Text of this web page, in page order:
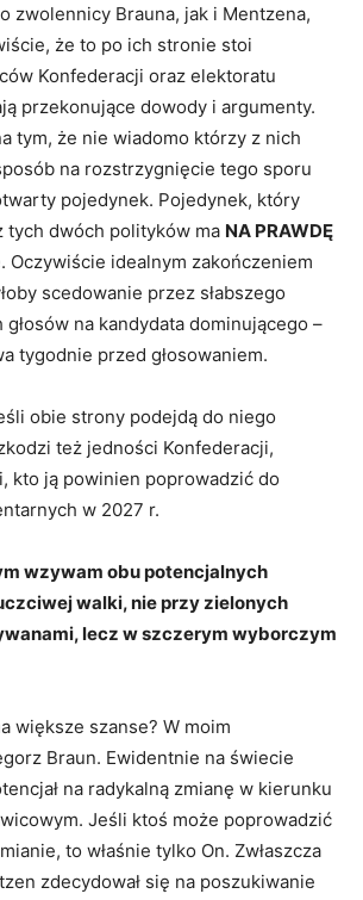
zwolennicy Brauna, jak i Mentzena,
że to po ich stronie stoi
Konfederacji oraz elektoratu
przekonujące dowody i argumenty.
tym, że nie wiadomo którzy z nich
na rozstrzygnięcie tego sporu
pojedynek. Pojedynek, który
tych dwóch polityków ma NA PRAWDĘ
Oczywiście idealnym zakończeniem
scedowanie przez słabszego
na kandydata dominującego –
tygodnie przed głosowaniem.
obie strony podejdą do niego
też jedności Konfederacji,
kto ją powinien poprowadzić do
w 2027 r.
wzywam obu potencjalnych
walki, nie przy zielonych
lecz w szczerym wyborczym
większe szanse? W moim
Braun. Ewidentnie na świecie
na radykalną zmianę w kierunku
Jeśli ktoś może poprowadzić
to właśnie tylko On. Zwłaszcza
zdecydował się na poszukiwanie